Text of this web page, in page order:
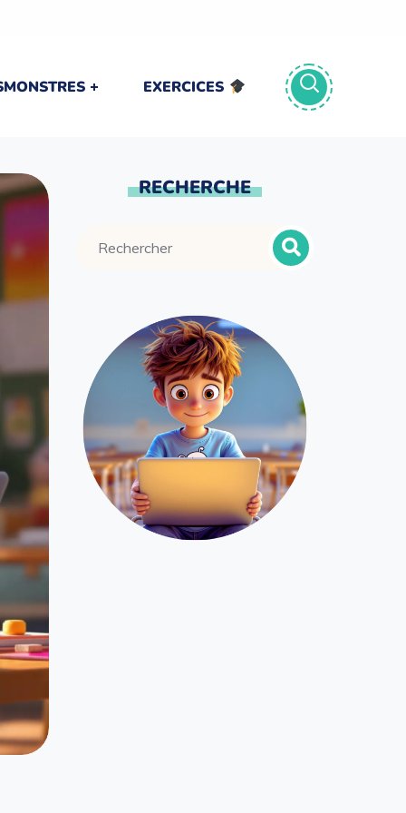
EXERCICES
RECHERCHE